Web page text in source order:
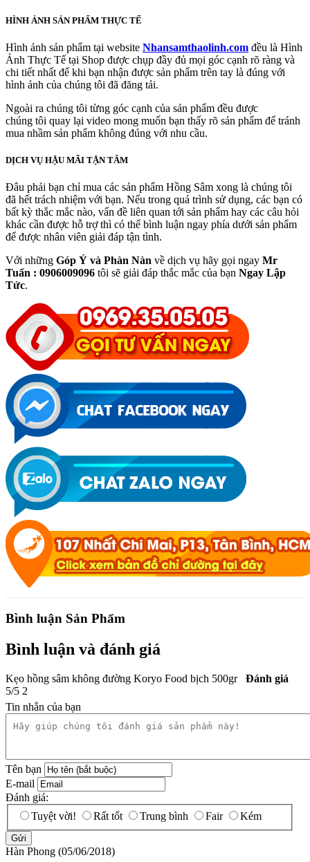
HÌNH ẢNH SẢN PHẨM THỰC TẾ
Hình ảnh sản phẩm tại website Nhansamthaolinh.com đều là Hình
Ảnh Thực Tế tại Shop được chụp đầy đủ mọi góc cạnh rõ ràng và
chi tiết nhất để khi bạn nhận được sản phẩm trên tay là đúng với
hình ảnh của chúng tôi đã đăng tải.
Ngoài ra chúng tôi từng góc cạnh của sản phẩm đều được
chúng tôi quay lại video mong muốn bạn thấy rõ sản phẩm để tránh
mua nhầm sản phẩm không đúng với nhu cầu.
DỊCH VỤ HẬU MÃI TẬN TÂM
Đâu phải bạn chỉ mua các sản phẩm Hồng Sâm xong là chúng tôi
đã hết trách nhiệm với bạn. Nếu trong quá trình sử dụng, các bạn có
bất kỳ thắc mắc nào, vấn đề liên quan tới sản phẩm hay các câu hỏi
khác cần được hỗ trợ thì có thể bình luận ngay phía dưới sản phẩm
để được nhân viên giải đáp tận tình.
Với những Góp Ý và Phàn Nàn về dịch vụ hãy gọi ngay Mr
Tuấn : 0906009096 tôi sẽ giải đáp thắc mắc của bạn Ngay Lập
Tức.
Bình luận Sản Phẩm
Bình luận và đánh giá
Kẹo hồng sâm không đường Koryo Food bịch 500gr
Đánh giá
5/5 2
Tin nhắn của bạn
Tên bạn
E-mail
Đánh giá:
Tuyệt vời!
Rất tốt Trung bình Fair Kém
Hàn Phong (05/06/2018)